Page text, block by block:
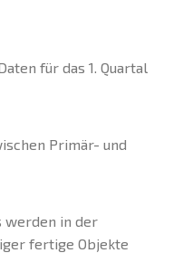
für das 1. Quartal
Primär- und
werden in der
fertige Objekte